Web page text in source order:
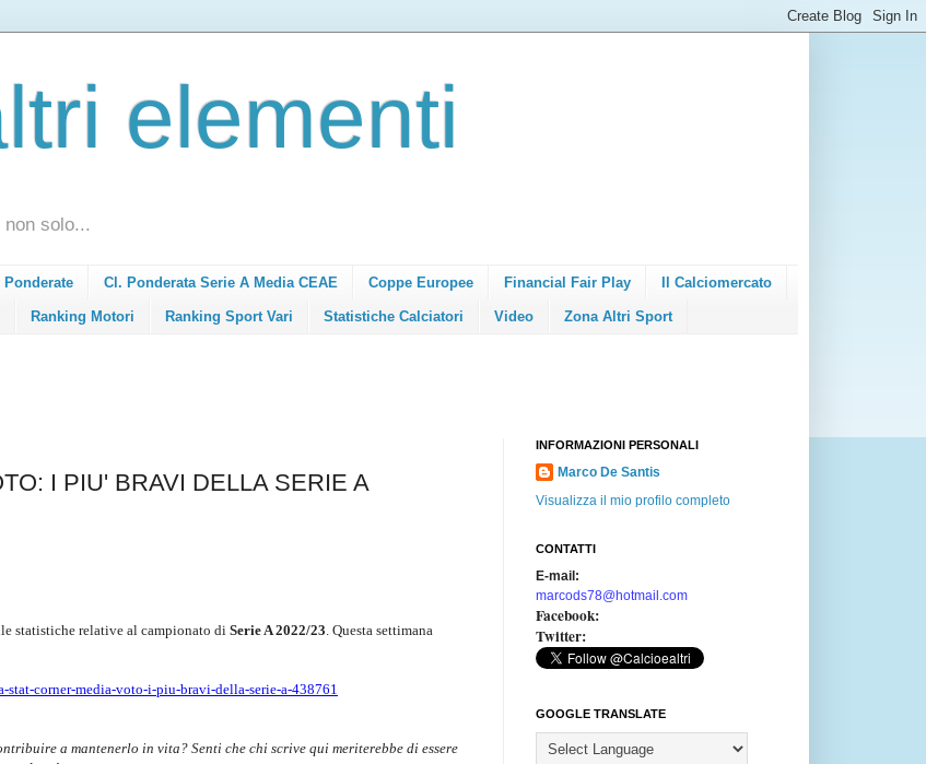
elementi
solo...
Cl. Ponderata Serie A Media CEAE Coppe Europee Financial Fair Play Il Calciomercato
Ranking Motori Ranking Sport Vari Statistiche Calciatori Video Zona Altri Sport
I PIU' BRAVI DELLA SERIE A
statistiche relative al campionato di Serie A 2022/23. Questa settimana
corner-media-voto-i-piu-bravi-della-serie-a-438761
a mantenerlo in vita? Senti che chi scrive qui meriterebbe di essere
INFORMAZIONI PERSONALI
Marco De Santis
Visualizza il mio profilo completo
CONTATTI
E-mail:
marcods78@hotmail.com
Facebook:
Twitter:
GOOGLE TRANSLATE